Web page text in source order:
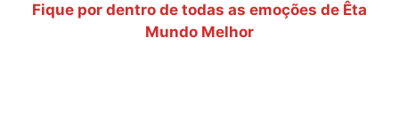
Fique por dentro de todas as emoções de Êta
Mundo Melhor